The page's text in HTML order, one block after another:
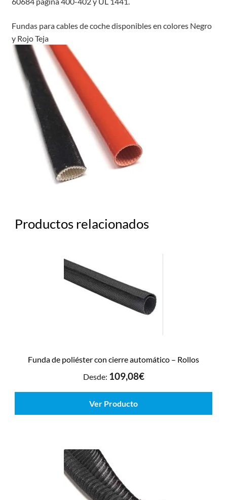
Fundas para cables de coche disponibles en colores Negro
y Rojo Teja
Productos relacionados
Funda de poliéster con cierre automático – Rollos
Desde: 109,08€
Ver Producto